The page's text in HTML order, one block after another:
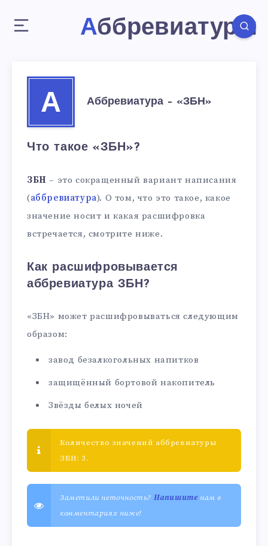
Аббревиатуры
А Аббревиатура – «ЗБН»
Что такое «ЗБН»?
ЗБН – это сокращенный вариант написания
(аббревиатура). О том, что это такое, какое
значение носит и какая расшифровка
встречается, смотрите ниже.
Как расшифровывается
аббревиатура ЗБН?
«ЗБН» может расшифровываться следующим
образом:
завод безалкогольных напитков
защищённый бортовой накопитель
Звёзды белых ночей
Количество значений аббревиатуры
ЗБН: 3.
Заметили неточность? Напишитенам в
комментариях ниже!